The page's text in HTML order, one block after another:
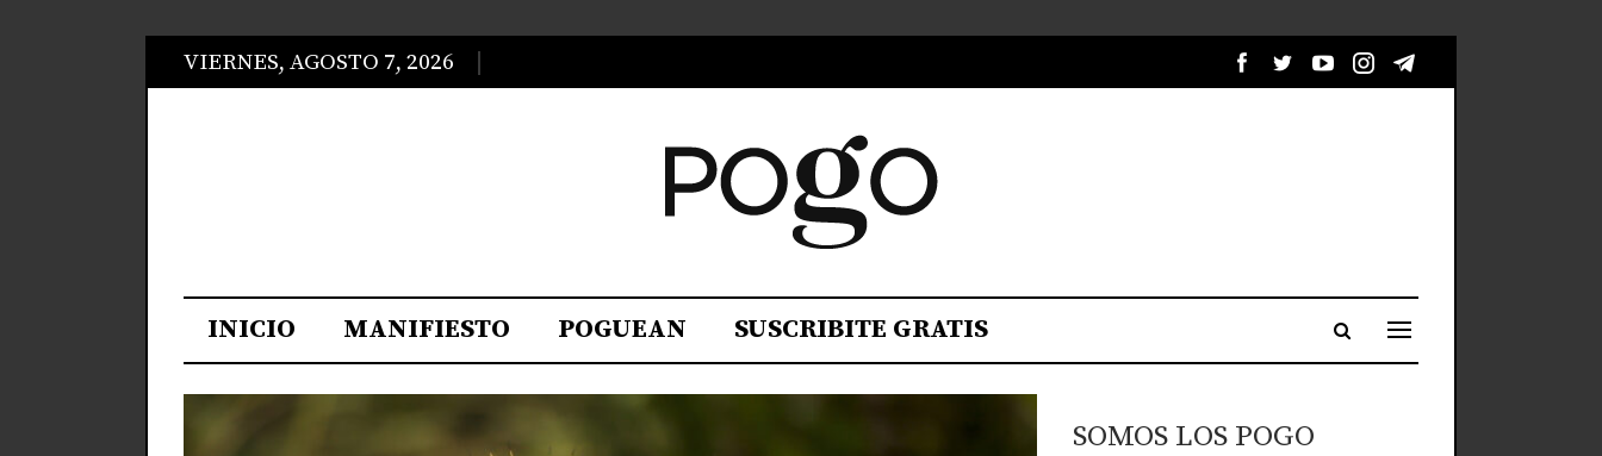
VIERNES, AGOSTO 7, 2026
INICIO MANIFIESTO POGUEAN SUSCRIBITE GRATIS
SOMOS LOS POGO